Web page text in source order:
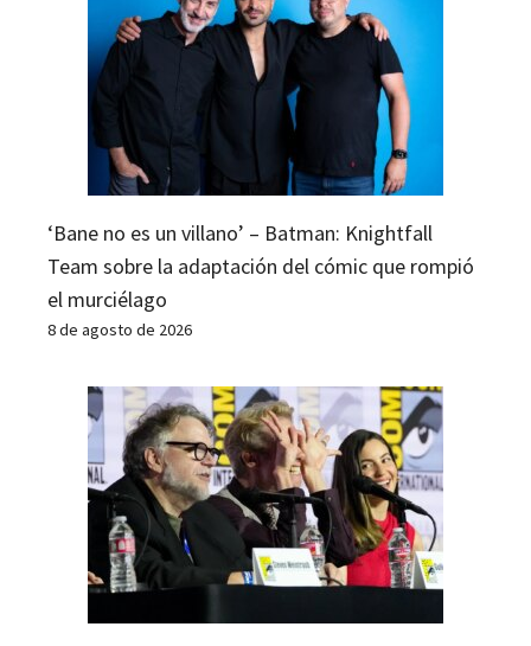
‘Bane no es un villano’ – Batman: Knightfall
Team sobre la adaptación del cómic que rompió
el murciélago
8 de agosto de 2026